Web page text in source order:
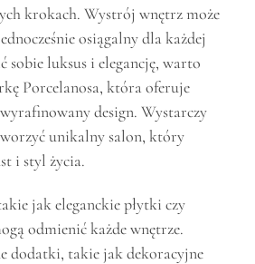
krokach. Wystrój wnętrz może
osiągalny dla każdej
sobie luksus i elegancję, warto
Porcelanosa, która oferuje
design. Wystarczy
unikalny salon, który
i styl życia.
jak eleganckie płytki czy
odmienić każde wnętrze.
dodatki, takie jak dekoracyjne